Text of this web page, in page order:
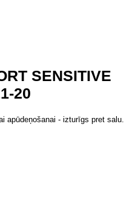
SENSITIVE
20
apūdeņošanai - izturīgs pret salu.